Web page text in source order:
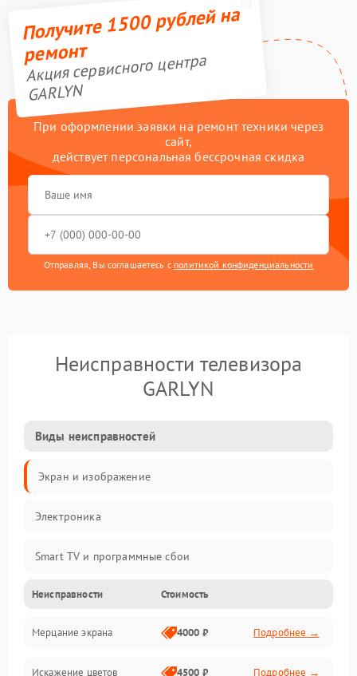
Получите 1500 рублей на
ремонт
Акция сервисного центра
GARLYN
При оформлении заявки на ремонт техники через
сайт,
действует персональная бессрочная скидка
Отправляя, Вы соглашаетесь с политикой конфиденциальности
Неисправности телевизора
GARLYN
Виды неисправностей
Экран и изображение
Электроника
Smart TV и программные сбои
Питание и запуск
Подсветка и LED-модули
Неисправности Стоимость
Мерцание экрана 4000 ₽ Подробнее →
Искажение цветов 4500 ₽ Подробнее →